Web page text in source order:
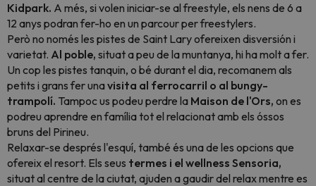
Kidpark. A més, si volen iniciar-se al freestyle, els nens de 6 a
12 anys podran fer-ho en un parcourperfreestylers.
Però no només les pistes de Saint Lary ofereixen disversión i
varietat. Al poble, situat a peu de la muntanya, hi ha molt a fer.
Un cop les pistes tanquin, o bé durant el dia, recomanem als
petits i grans fer unavisita al ferrocarril o al bungy-
trampolí. Tampoc us podeu perdre la Maison de l'Ors, on es
podreu aprendre en família tot el relacionat amb els óssos
bruns del Pirineu.
Relaxar-se després l'esquí, també és una de les opcions que
ofereix el resort. Els seus termes i el wellness Sensoria,
situat al centre de la ciutat, ajuden a gaudir del relax mentre es